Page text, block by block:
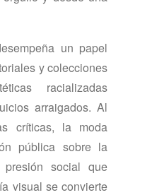
un papel
y colecciones
racializadas
arraigados. Al
críticas, la moda
pública sobre la
social que
visual se convierte